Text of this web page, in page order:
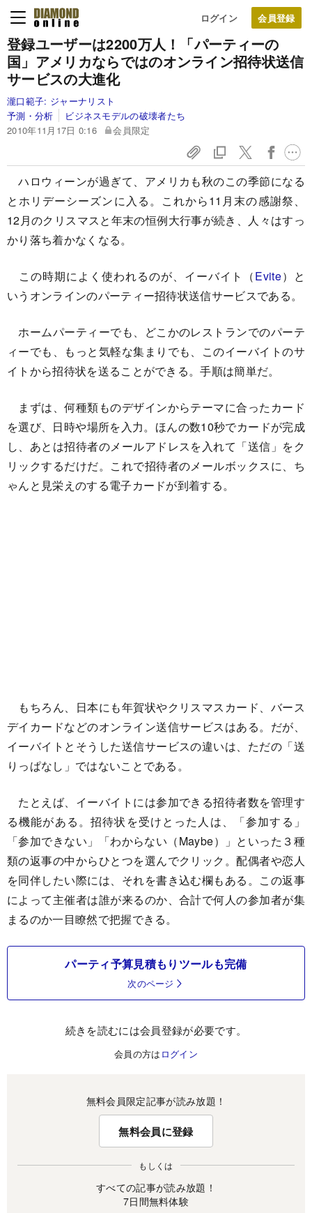
ログイン
登録ユーザーは2200万人！
「パーティーの
国」アメリカならではのオンライン招待状送信
サービスの大進化
瀧口範子: ジャーナリスト
予測・分析
ビジネスモデルの破壊者たち
2010年11月17日 0:16
会員限定
ハロウィーンが過ぎて、アメリカも秋のこの季節になる
とホリデーシーズンに入る。これから11月末の感謝祭、
12月のクリスマスと年末の恒例大行事が続き、人々はすっ
かり落ち着かなくなる。
この時期によく使われるのが、イーバイト（Evite）と
いうオンラインのパーティー招待状送信サービスである。
ホームパーティーでも、どこかのレストランでのパーテ
ィーでも、もっと気軽な集まりでも、このイーバイトのサ
イトから招待状を送ることができる。手順は簡単だ。
まずは、何種類ものデザインからテーマに合ったカード
を選び、日時や場所を入力。ほんの数10秒でカードが完成
し、あとは招待者のメールアドレスを入れて「送信」をク
リックするだけだ。これで招待者のメールボックスに、ち
ゃんと見栄えのする電子カードが到着する。
もちろん、日本にも年賀状やクリスマスカード、バース
デイカードなどのオンライン送信サービスはある。だが、
イーバイトとそうした送信サービスの違いは、ただの「送
りっぱなし」ではないことである。
たとえば、イーバイトには参加できる招待者数を管理す
る機能がある。招待状を受けとった人は、「参加する」
「参加できない」「わからない（Maybe）」といった３種
類の返事の中からひとつを選んでクリック。配偶者や恋人
を同伴したい際には、それを書き込む欄もある。この返事
によって主催者は誰が来るのか、合計で何人の参加者が集
まるのか一目瞭然で把握できる。
パーティ予算見積もりツールも完備
次のページ
続きを読むには会員登録が必要です。
会員の方は ログイン
無料会員限定記事が読み放題！
無料会員に登録
もしくは
すべての記事が読み放題！
7日間無料体験